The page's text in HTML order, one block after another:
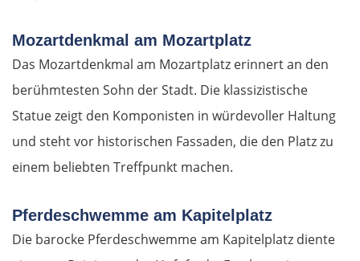
Mozartdenkmal am Mozartplatz
Das Mozartdenkmal am Mozartplatz erinnert an den
berühmtesten Sohn der Stadt. Die klassizistische
Statue zeigt den Komponisten in würdevoller Haltung
und steht vor historischen Fassaden, die den Platz zu
einem beliebten Treffpunkt machen.
Pferdeschwemme am Kapitelplatz
Die barocke Pferdeschwemme am Kapitelplatz diente